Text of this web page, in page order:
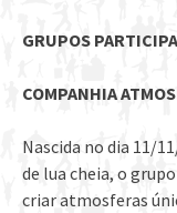
GRUPOS
COMPANHIA
Nascida no dia 11/
de lua cheia, o
criar atmosferas